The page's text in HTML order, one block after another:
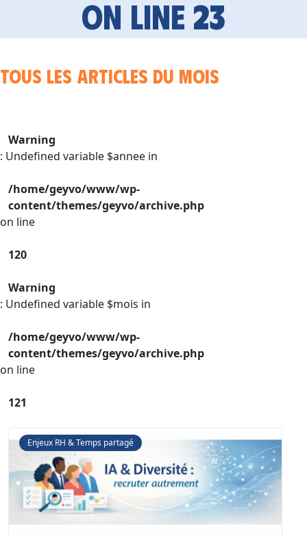
on line 23
Tous les articles du mois
Warning
: Undefined variable $annee in
/home/geyvo/www/wp-
content/themes/geyvo/archive.php
on line
120
Warning
: Undefined variable $mois in
/home/geyvo/www/wp-
content/themes/geyvo/archive.php
on line
121
Enjeux RH & Temps partagé